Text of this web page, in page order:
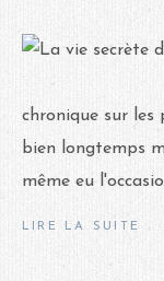
chronique sur les
bien longtemps
même eu
LIRE LA SUITE